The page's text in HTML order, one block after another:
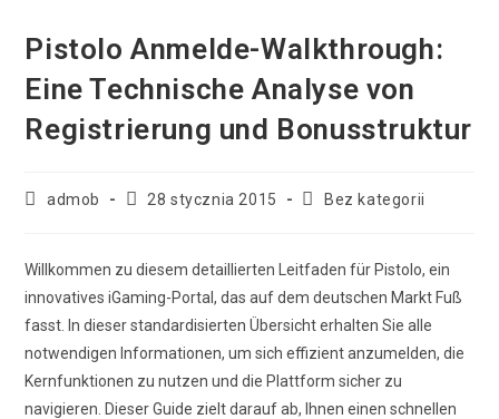
Pistolo Anmelde-Walkthrough:
Eine Technische Analyse von
Registrierung und Bonusstruktur
admob 28 stycznia 2015 Bez kategorii
Willkommen zu diesem detaillierten Leitfaden für Pistolo, ein
innovatives iGaming-Portal, das auf dem deutschen Markt Fuß
fasst. In dieser standardisierten Übersicht erhalten Sie alle
notwendigen Informationen, um sich effizient anzumelden, die
Kernfunktionen zu nutzen und die Plattform sicher zu
navigieren. Dieser Guide zielt darauf ab, Ihnen einen schnellen